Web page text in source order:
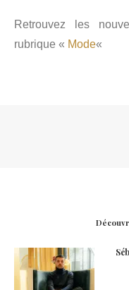
Retrouvez les
rubrique « Mode«